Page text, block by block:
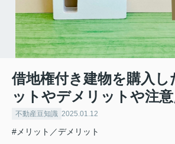
借地権付き建物を購入し
ットやデメリットや注
不動産豆知識 2025.01.12
#メリット／デメリット